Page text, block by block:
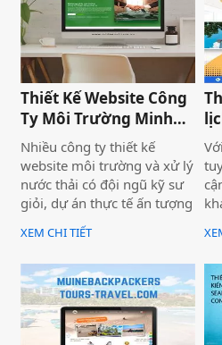
saigonadventure.com. Dự
án không chỉ giúp SaiGon
Adventure khẳng định vị
thế dẫn đầu trong mảng
tour trải nghiệm Sài Gòn &
Việt Nam mà còn là minh
chứng cho năng lực công
nghệ và tư duy UX/UI hiện
đại từ Biển Vàng.
ở
Thiết Kế Website Công
Ty Môi Trường Minh
Đạt - Lâm Đồng
Nhiều công ty thiết kế
website môi trường và xử lý
nước thải có đội ngũ kỹ sư
giỏi, dự án thực tế ấn tượng
— nhưng website lại sơ sài,
tải chậm, không có trên
Google. Hệ quả là hợp đồng
B2B bị đối thủ có website
chuyên nghiệp hơn giành
mất, dù năng lực kỹ thuật
của bạn hoàn toàn vượt
XEM CHI TIẾT